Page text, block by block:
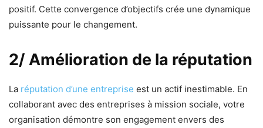
positif. Cette convergence d’objectifs crée une dynamique
puissante pour le changement.
2/ Amélioration de la réputation
La réputation d’une entreprise est un actif inestimable. En
collaborant avec des entreprises à mission sociale, votre
organisation démontre son engagement envers des